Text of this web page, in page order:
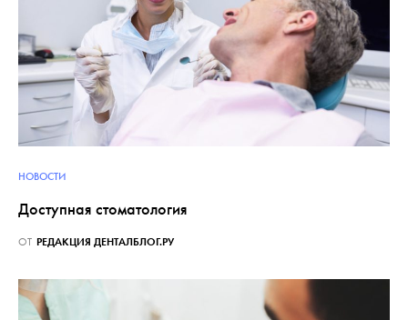
НОВОСТИ
Доступная стоматология
ОТ РЕДАКЦИЯ ДЕНТАЛБЛОГ.РУ